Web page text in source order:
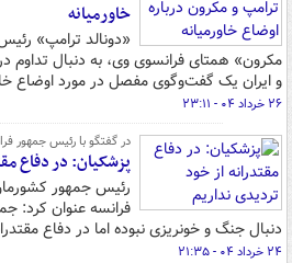
خاورمیانه
«دونالد ترامپ»
مکرون» همتای فرانسوی وی، به دنبال تداوم
و ایران یک گفت‌وگوی مفصل در مورد اوضاع
۲۶ خرداد ۰۴ - ۲۳:۱۱
در گفتگو با رئیس جمهور
پزشکیان: در دفاع
رئیس جمهور
فرانسه عنوان کرد:
دنبال جنگ و خونریزی نبوده اما در دفاع
۲۴ خرداد ۰۴ - ۲۱:۳۵